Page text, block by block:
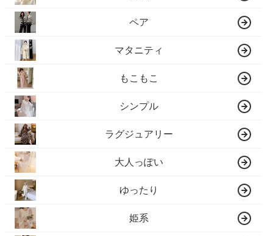
ペア
マタニティ
もこもこ
シンプル
ラグジュアリー
大人っぽい
ゆったり
姫系